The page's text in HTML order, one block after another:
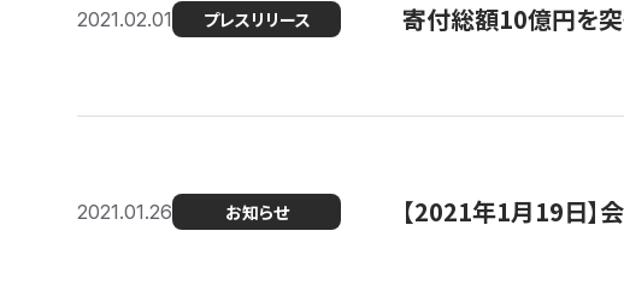
2021.02.01 プレスリリース 寄付総額10億円を
2021.01.26 お知らせ 【2021年1月19日】